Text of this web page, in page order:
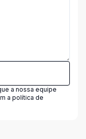
a nossa equipe
a política de